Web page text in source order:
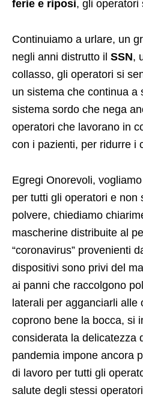
ferie e riposi, gli operatori
Continuiamo a urlare, un
negli anni distrutto il SSN,
collasso, gli operatori si
un sistema che continua a
sistema sordo che nega
operatori che lavorano in
con i pazienti, per ridurre i
Egregi Onorevoli,
per tutti gli operatori e non
polvere, chiediamo
mascherine distribuite al
“coronavirus” provenienti
dispositivi sono privi del
ai panni che raccolgono
laterali per agganciarli alle
coprono bene la bocca, si
considerata la delicatezza
pandemia impone ancora
di lavoro per tutti gli
salute degli stessi